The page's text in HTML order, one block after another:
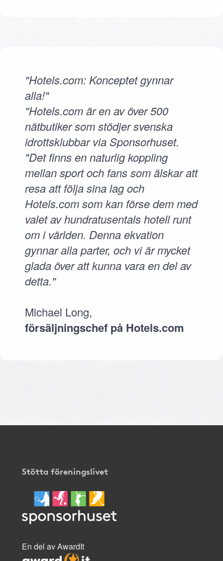
"Hotels.com: Konceptet gynnar
alla!"
"Hotels.com är en av över 500
nätbutiker som stödjer svenska
idrottsklubbar via Sponsorhuset.
"Det finns en naturlig koppling
mellan sport och fans som älskar att
resa att följa sina lag och
Hotels.com som kan förse dem med
valet av hundratusentals hotell runt
om i världen. Denna ekvation
gynnar alla parter, och vi är mycket
glada över att kunna vara en del av
detta."
Michael Long,
försäljningschef på Hotels.com
Stötta föreningslivet
En del av AwardIt